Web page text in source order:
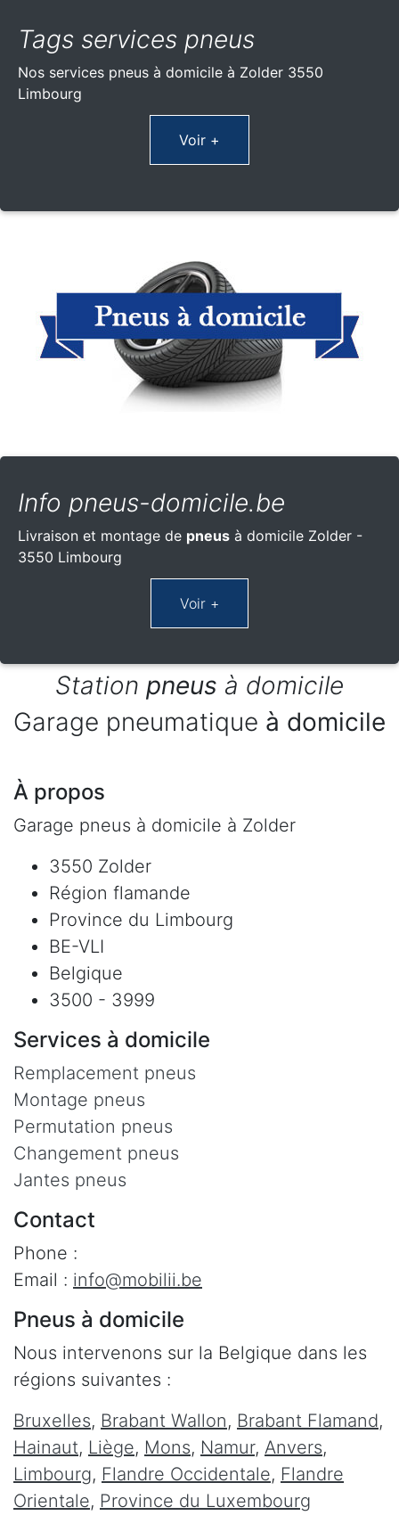
Tags services pneus
Nos services pneus à domicile à Zolder 3550
Limbourg
Voir +
Info pneus-domicile.be
Livraison et montage de pneus à domicile Zolder -
3550 Limbourg
Station pneus à domicile
Garage pneumatique à domicile
À propos
Garage pneus à domicile à Zolder
3550 Zolder
Région flamande
Province du Limbourg
BE-VLI
Belgique
3500 - 3999
Services à domicile
Remplacement pneus
Montage pneus
Permutation pneus
Changement pneus
Jantes pneus
Contact
Phone :
Email : info@mobilii.be
Pneus à domicile
Nous intervenons sur la Belgique dans les
régions suivantes :
Bruxelles, Brabant Wallon, Brabant Flamand,
Hainaut, Liège, Mons, Namur, Anvers,
Limbourg, Flandre Occidentale, Flandre
Orientale, Province du Luxembourg